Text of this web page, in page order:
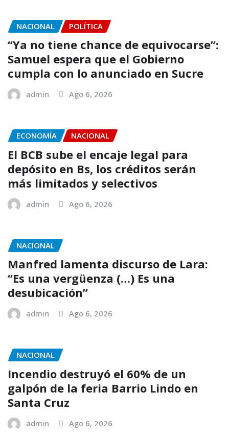
NACIONAL POLÍTICA
“Ya no tiene chance de equivocarse”:
Samuel espera que el Gobierno
cumpla con lo anunciado en Sucre
admin Ago 6, 2026
ECONOMÍA NACIONAL
El BCB sube el encaje legal para
depósito en Bs, los créditos serán
más limitados y selectivos
admin Ago 6, 2026
NACIONAL
Manfred lamenta discurso de Lara:
“Es una vergüenza (…) Es una
desubicación”
admin Ago 6, 2026
NACIONAL
Incendio destruyó el 60% de un
galpón de la feria Barrio Lindo en
Santa Cruz
admin Ago 6, 2026